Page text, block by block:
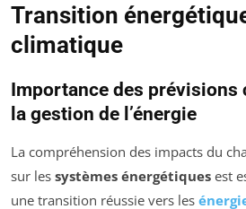
Transition
climatique
Importance des prévisions
la gestion de l’énergie
La compréhension des impacts du
sur les systèmes énergétiques est
une transition réussie vers les